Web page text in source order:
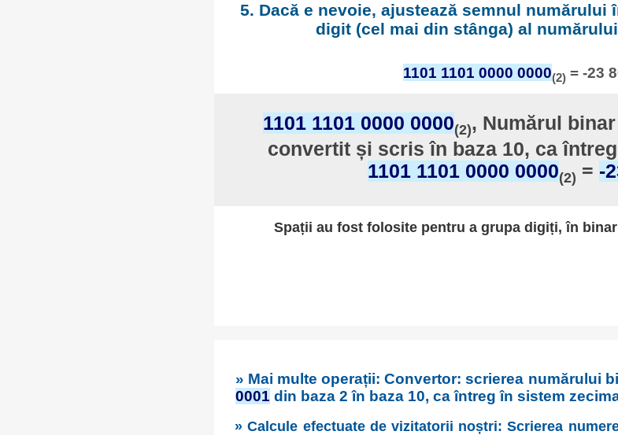
5. Dacă e nevoie, ajustează semnul
digit (cel mai din stânga) al
1101 1101 0000 0000(2) = -23
1101 1101 0000 0000(2), Numărul
convertit și scris în baza 10, ca
1101 1101 0000 0000(2) = -
Spații au fost folosite pentru a grupa digiți, în
» Mai multe operații: Convertor: scrierea numărului
0001 din baza 2 în baza 10, ca întreg în sistem
» Calcule efectuate de vizitatorii noștri: Scrierea